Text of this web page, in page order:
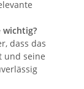
wichtig?
dass das
und seine